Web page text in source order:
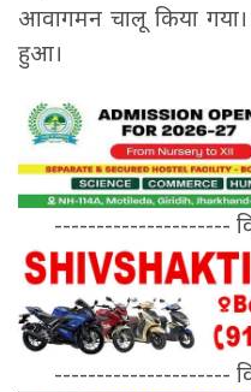
आवागमन चालू किया
हुआ।
---------------------
---------------------